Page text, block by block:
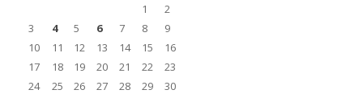
1
2
3
4 5 6 7 8
9
10
11 12 13 14 15
16
17
18 19 20 21 22
23
24
25 26 27 28 29
30